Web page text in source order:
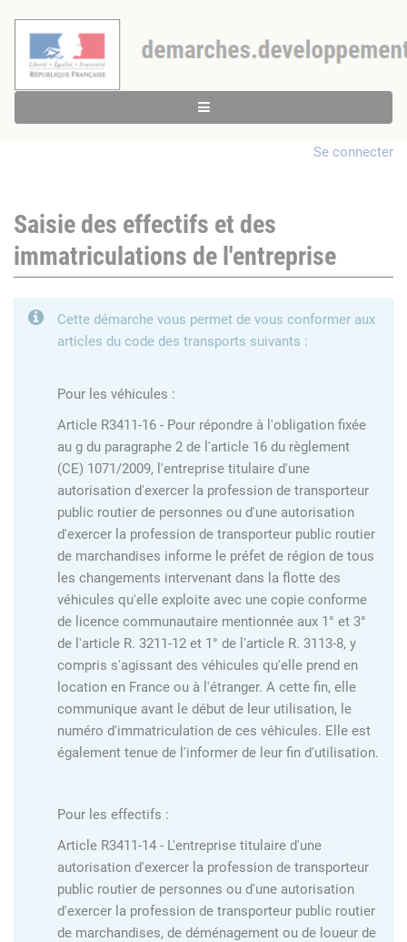
Se connecter
Saisie des effectifs et des
immatriculations de l'entreprise
Cette démarche vous permet de vous conformer aux
articles du code des transports suivants :
Pour les véhicules :
Article R3411-16 - Pour répondre à l'obligation fixée
au g du paragraphe 2 de l'article 16 du règlement
(CE) 1071/2009, l'entreprise titulaire d'une
autorisation d'exercer la profession de transporteur
public routier de personnes ou d'une autorisation
d'exercer la profession de transporteur public routier
de marchandises informe le préfet de région de tous
les changements intervenant dans la flotte des
véhicules qu'elle exploite avec une copie conforme
de licence communautaire mentionnée aux 1° et 3°
de l'article R. 3211-12 et 1° de l'article R. 3113-8, y
compris s'agissant des véhicules qu'elle prend en
location en France ou à l'étranger. A cette fin, elle
communique avant le début de leur utilisation, le
numéro d'immatriculation de ces véhicules. Elle est
également tenue de l'informer de leur fin d'utilisation.
Pour les effectifs :
Article R3411-14 - L'entreprise titulaire d'une
autorisation d'exercer la profession de transporteur
public routier de personnes ou d'une autorisation
d'exercer la profession de transporteur public routier
de marchandises, de déménagement ou de loueur de